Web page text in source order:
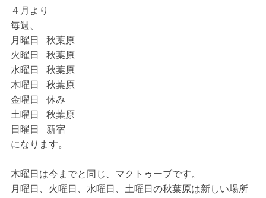
４月より
毎週、
月曜日 秋葉原
火曜日 秋葉原
水曜日 秋葉原
木曜日 秋葉原
金曜日 休み
土曜日 秋葉原
日曜日 新宿
になります。
木曜日は今までと同じ、マクトゥーブです。
月曜日、火曜日、水曜日、土曜日の秋葉原は新しい場所